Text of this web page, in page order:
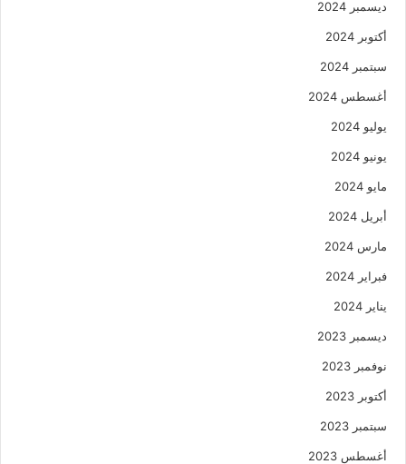
ديسمبر 2024
أكتوبر 2024
سبتمبر 2024
أغسطس 2024
يوليو 2024
يونيو 2024
مايو 2024
أبريل 2024
مارس 2024
فبراير 2024
يناير 2024
ديسمبر 2023
نوفمبر 2023
أكتوبر 2023
سبتمبر 2023
أغسطس 2023